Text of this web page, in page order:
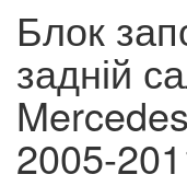
Блок
задній
2005-